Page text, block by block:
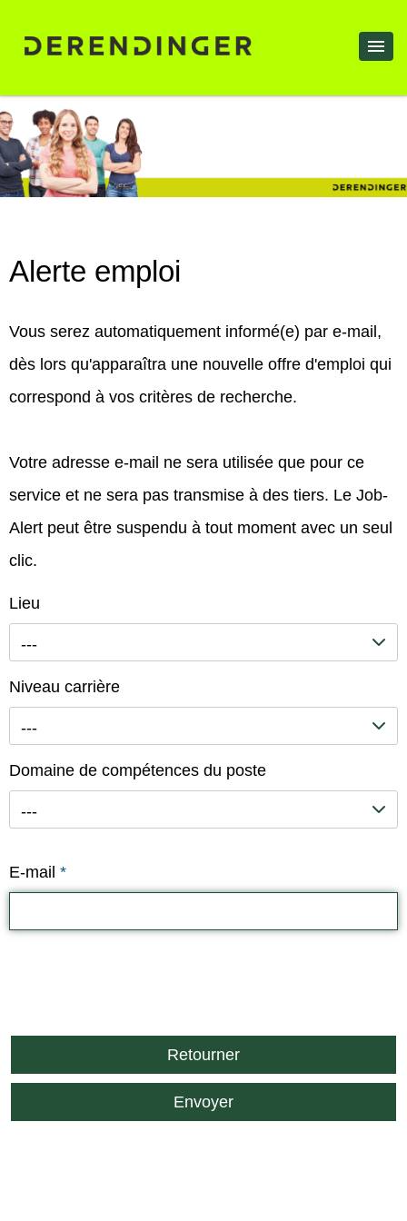
Alerte emploi
Vous serez automatiquement informé(e) par e-mail,
dès lors qu'apparaîtra une nouvelle offre d'emploi qui
correspond à vos critères de recherche.
Votre adresse e-mail ne sera utilisée que pour ce
service et ne sera pas transmise à des tiers. Le Job-
Alert peut être suspendu à tout moment avec un seul
clic.
Lieu
---
Niveau carrière
---
Domaine de compétences du poste
---
E-mail *
Retourner
Envoyer